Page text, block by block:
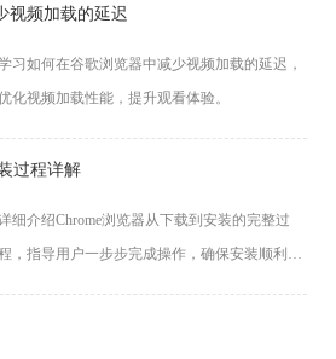
视频加载的延迟
习如何在谷歌浏览器中减少视频加载的延迟，
化视频加载性能，提升观看体验。
过程详解
细介绍Chrome浏览器从下载到安装的完整过
，指导用户一步步完成操作，确保安装顺利，